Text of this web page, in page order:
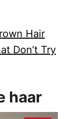
Hair
Don’t Try
haar